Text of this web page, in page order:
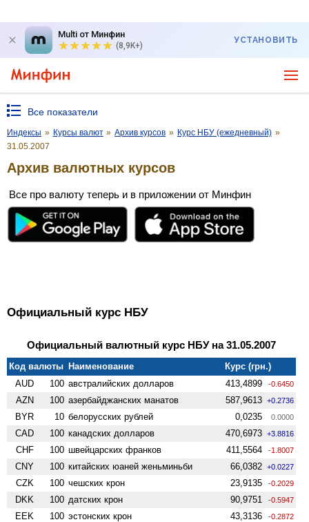
Multi от Минфин
(8,9K+)
УСТАНОВИТЬ
Все показатели
Индексы » Курсы валют » Архив курсов » Курс НБУ (ежедневный) »
31.05.2007
Архив валютных курсов
Все про валюту теперь и в приложении от Минфин
Официальный курс НБУ
Официальный валютный курс НБУ на 31.05.2007
Код валюты Наименование
Курс (грн.)
AUD
100 австралийских долларов 413,4899 -0.6450
AZN 100 азербайджанских манатов 587,9613 +0.2736
BYR 10 белорусских рублей 0,0235 0.0000
CAD 100 канадских долларов 470,6973 +3.8816
CHF 100 швейцарских франков 411,5564 -1.8007
CNY 100 китайских юаней женьминьби 66,0382 +0.0227
CZK 100 чешских крон 23,9135 -0.2029
DKK 100 датских крон 90,9751 -0.5947
EEK 100 эстонских крон 43,3136 -0.2872